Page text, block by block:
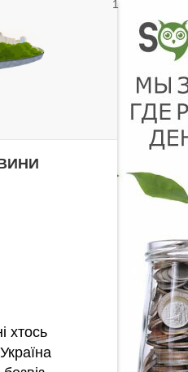
1
хтось